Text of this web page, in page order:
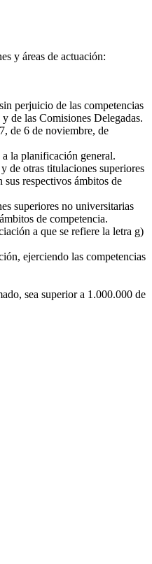
y áreas de actuación:
perjuicio de las competencias
de las Comisiones Delegadas.
de 6 de noviembre, de
la planificación general.
de otras titulaciones superiores
respectivos ámbitos de
superiores no universitarias
de competencia.
a que se refiere la letra g)
ejerciendo las competencias
sea superior a 1.000.000 de